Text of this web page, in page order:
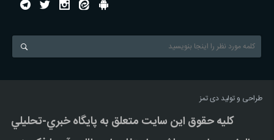
طراحی و تولیددی تمز
کليه حقوق اين سايت متعلق به پایگاه خبري-تحليلي